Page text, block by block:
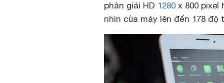
phân giải HD 1280 x 800 pixel
nhìn của máy lên đến 178